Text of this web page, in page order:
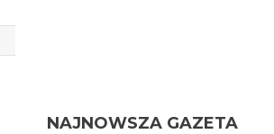
NAJNOWSZA GAZETA